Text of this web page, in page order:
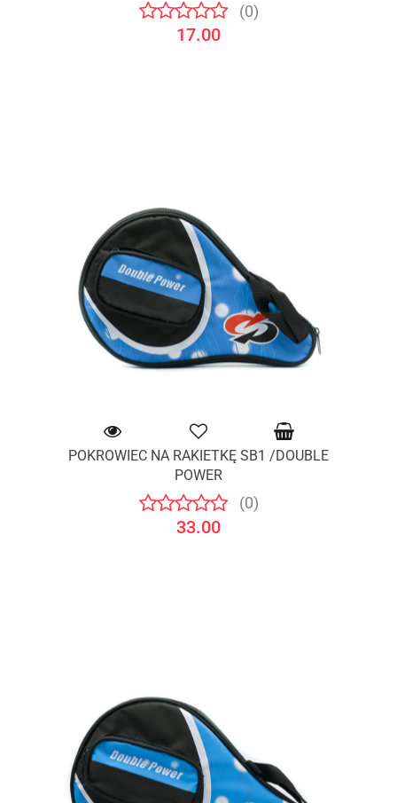
(0)
17.00
POKROWIEC NA RAKIETKĘ SB1 /DOUBLE
POWER
(0)
33.00